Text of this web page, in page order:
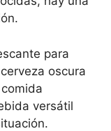
para
oscura
versátil